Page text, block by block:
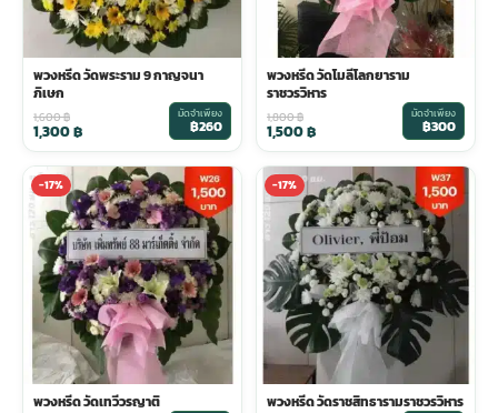
พวงหรีด วัดพระราม 9 กาญจนา
ภิเษก
1,600฿
1,300฿
มัดจำเพียง
฿260
พวงหรีด วัดโมลีโลกยาราม
ราชวรวิหาร
1,800฿
1,500฿
มัดจำเพียง
฿300
-17%
พวงหรีด วัดเทวีวรญาติ
-17%
พวงหรีด วัดราชสิทธารามราชวรวิหาร